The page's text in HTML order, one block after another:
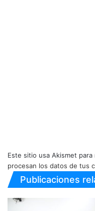
Este sitio usa Akismet para
procesan los datos de tus
Publicaciones